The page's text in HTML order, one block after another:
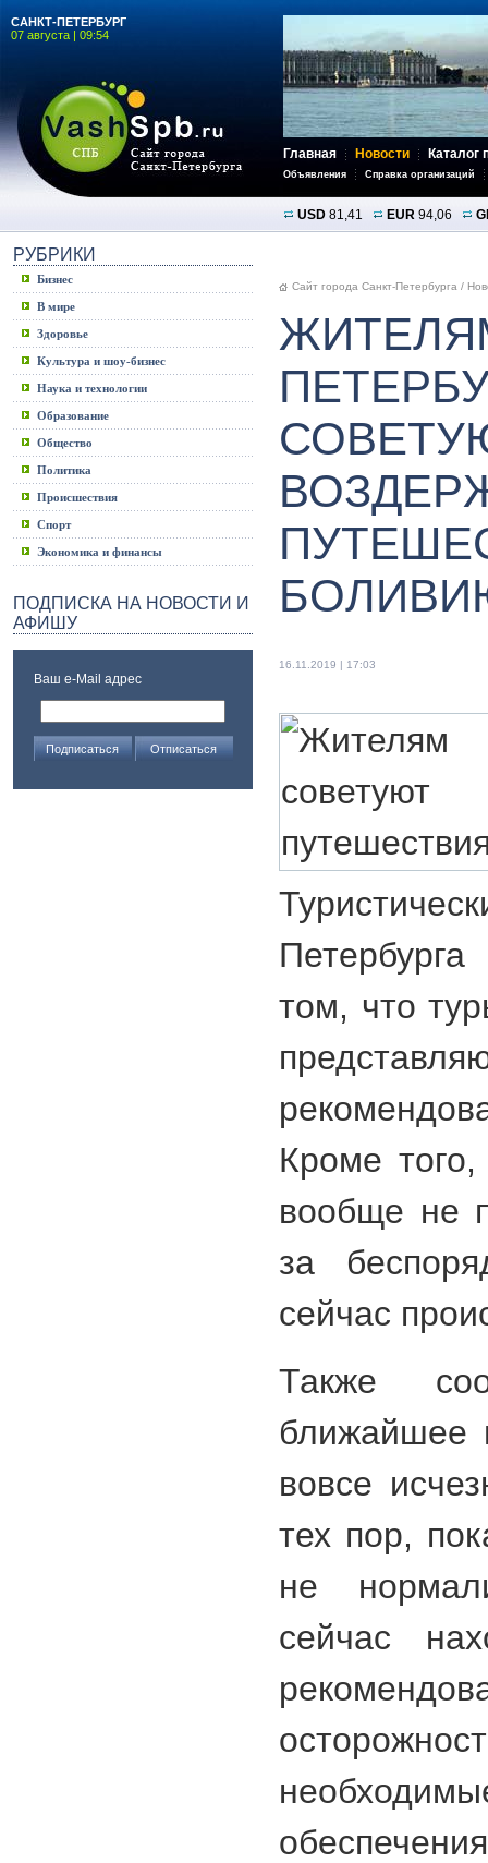
САНКТ-ПЕТЕРБУРГ
07 августа | 09:54
Главная Новости Каталог
Объявления Справка организаций
USD 81,41 EUR 94,06
РУБРИКИ
Бизнес
В мире
Здоровье
Культура и шоу-бизнес
Наука и технологии
Образование
Общество
Политика
Происшествия
Спорт
Экономика и финансы
ПОДПИСКА НА НОВОСТИ И
АФИШУ
Ваш e-Mail адрес
Сайт города Санкт-Петербурга /
16.11.2019 | 17:03
том, что
Кроме того,
вообще не
за
сейчас
Также
ближайшее
вовсе
тех пор,
не
сейчас